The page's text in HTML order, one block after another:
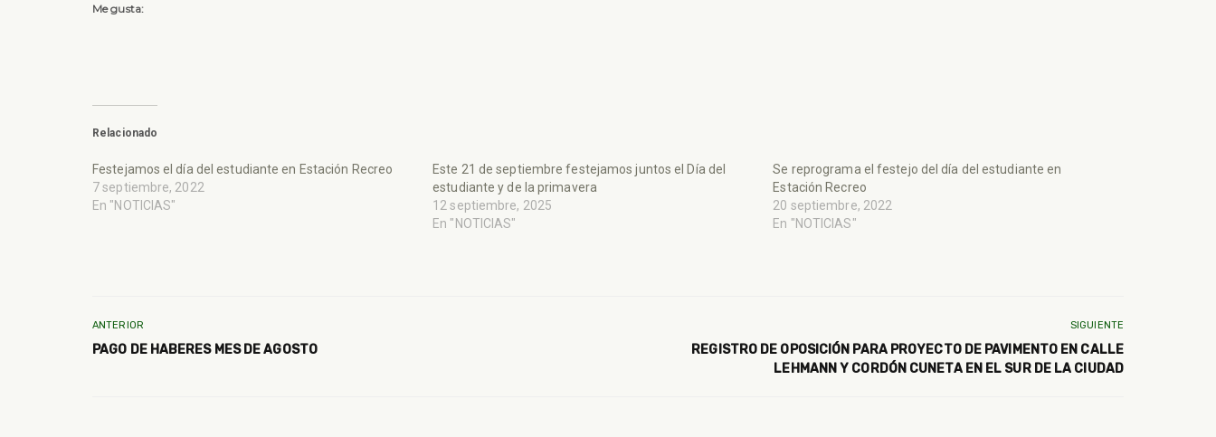
Me gusta:
Relacionado
Festejamos el día del estudiante en Estación Recreo
7 septiembre, 2022
En "NOTICIAS"
Este 21 de septiembre festejamos juntos el Día del
estudiante y de la primavera
12 septiembre, 2025
En "NOTICIAS"
Se reprograma el festejo del día del estudiante en
Estación Recreo
20 septiembre, 2022
En "NOTICIAS"
ANTERIOR
PAGO DE HABERES MES DE AGOSTO
SIGUIENTE
REGISTRO DE OPOSICIÓN PARA PROYECTO DE PAVIMENTO EN CALLE
LEHMANN Y CORDÓN CUNETA EN EL SUR DE LA CIUDAD